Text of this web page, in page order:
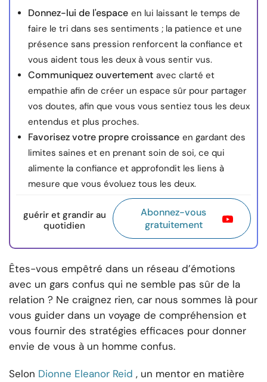
Donnez-lui de l'espace en lui laissant le temps de
faire le tri dans ses sentiments ; la patience et une
présence sans pression renforcent la confiance et
vous aident tous les deux à vous sentir vus.
Communiquez ouvertement avec clarté et
empathie afin de créer un espace sûr pour partager
vos doutes, afin que vous vous sentiez tous les deux
entendus et plus proches.
Favorisez votre propre croissance en gardant des
limites saines et en prenant soin de soi, ce qui
alimente la confiance et approfondit les liens à
mesure que vous évoluez tous les deux.
guérir et grandir au
quotidien
Abonnez-vous
gratuitement
Êtes-vous empêtré dans un réseau d’émotions
avec un gars confus qui ne semble pas sûr de la
relation ? Ne craignez rien, car nous sommes là pour
vous guider dans un voyage de compréhension et
vous fournir des stratégies efficaces pour donner
envie de vous à un homme confus.
Selon Dionne Eleanor Reid , un mentor en matière